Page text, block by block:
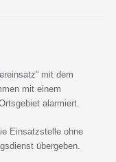
mit dem
mit einem
alarmiert.
Einsatzstelle ohne
übergeben.